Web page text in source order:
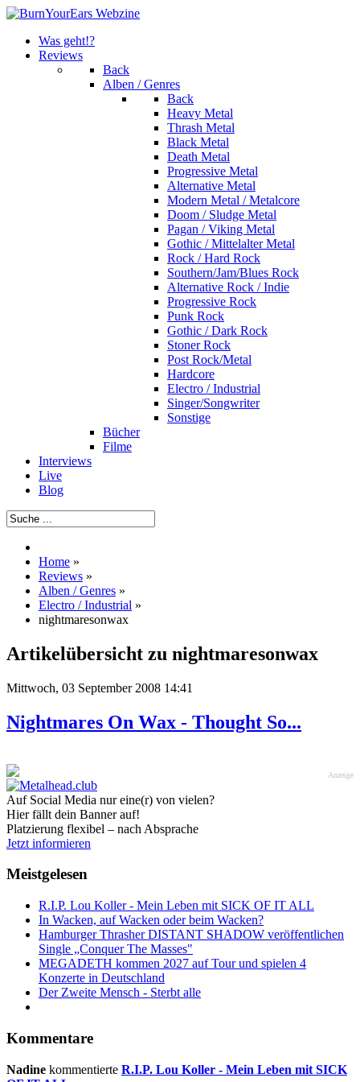
Was geht!?
Reviews
Back
Alben / Genres
Back
Heavy Metal
Thrash Metal
Black Metal
Death Metal
Progressive Metal
Alternative Metal
Modern Metal / Metalcore
Doom / Sludge Metal
Pagan / Viking Metal
Gothic / Mittelalter Metal
Rock / Hard Rock
Southern/Jam/Blues Rock
Alternative Rock / Indie
Progressive Rock
Punk Rock
Gothic / Dark Rock
Stoner Rock
Post Rock/Metal
Hardcore
Electro / Industrial
Singer/Songwriter
Sonstige
Bücher
Filme
Interviews
Live
Blog
Home »
Reviews »
Alben / Genres »
Electro / Industrial »
nightmaresonwax
Artikelübersicht zu nightmaresonwax
Mittwoch, 03 September 2008 14:41
Nightmares On Wax - Thought So...
Anzeige
Auf Social Media nur eine(r) von vielen?
Hier fällt dein Banner auf!
Platzierung flexibel – nach Absprache
Jetzt informieren
Meistgelesen
R.I.P. Lou Koller - Mein Leben mit SICK OF IT ALL
In Wacken, auf Wacken oder beim Wacken?
Hamburger Thrasher DISTANT SHADOW veröffentlichen
Single „Conquer The Masses"
MEGADETH kommen 2027 auf Tour und spielen 4
Konzerte in Deutschland
Der Zweite Mensch - Sterbt alle
Kommentare
Nadine kommentierte R.I.P. Lou Koller - Mein Leben mit SICK